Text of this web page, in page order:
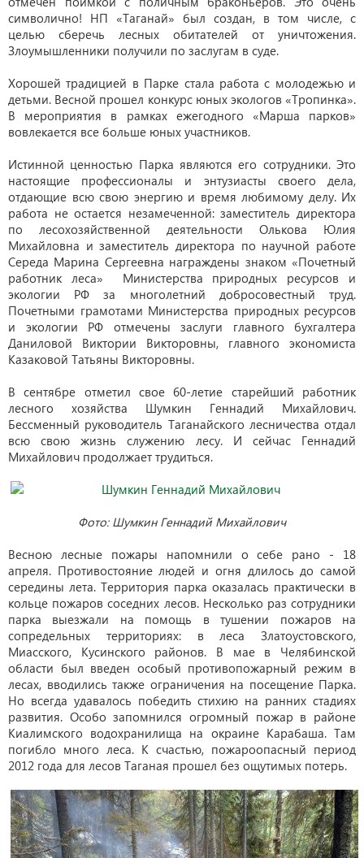
символично! НП «Таганай» был создан, в том числе, с
целью сберечь лесных обитателей от уничтожения.
Злоумышленники получили по заслугам в суде.
Хорошей традицией в Парке стала работа с молодежью и
детьми. Весной прошел конкурс юных экологов «Тропинка».
В мероприятия в рамках ежегодного «Марша парков»
вовлекается все больше юных участников.
Истинной ценностью Парка являются его сотрудники. Это
настоящие профессионалы и энтузиасты своего дела,
отдающие всю свою энергию и время любимому делу. Их
работа не остается незамеченной: заместитель директора
по лесохозяйственной деятельности Олькова Юлия
Михайловна и заместитель директора по научной работе
Середа Марина Сергеевна награждены знаком «Почетный
работник леса» Министерства природных ресурсов и
экологии РФ за многолетний добросовестный труд.
Почетными грамотами Министерства природных ресурсов
и экологии РФ отмечены заслуги главного бухгалтера
Даниловой Виктории Викторовны, главного экономиста
Казаковой Татьяны Викторовны.
В сентябре отметил свое 60-летие старейший работник
лесного хозяйства Шумкин Геннадий Михайлович.
Бессменный руководитель Таганайского лесничества отдал
всю свою жизнь служению лесу. И сейчас Геннадий
Михайлович продолжает трудиться.
Фото: Шумкин Геннадий Михайлович
Весною лесные пожары напомнили о себе рано - 18
апреля. Противостояние людей и огня длилось до самой
середины лета. Территория парка оказалась практически в
кольце пожаров соседних лесов. Несколько раз сотрудники
парка выезжали на помощь в тушении пожаров на
сопредельных территориях: в леса Златоустовского,
Миасского, Кусинского районов. В мае в Челябинской
области был введен особый противопожарный режим в
лесах, вводились также ограничения на посещение Парка.
Но всегда удавалось победить стихию на ранних стадиях
развития. Особо запомнился огромный пожар в районе
Киалимского водохранилища на окраине Карабаша. Там
погибло много леса. К счастью, пожароопасный период
2012 года для лесов Таганая прошел без ощутимых потерь.